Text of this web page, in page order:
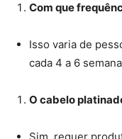
Com que
Isso varia de
cada 4 a 6
O cabelo